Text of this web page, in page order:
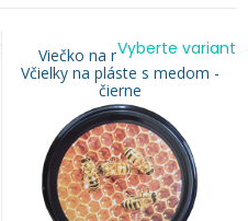
Viečko na med TO 82 -
Včielky na pláste s medom -
čierne
Vyberte variant